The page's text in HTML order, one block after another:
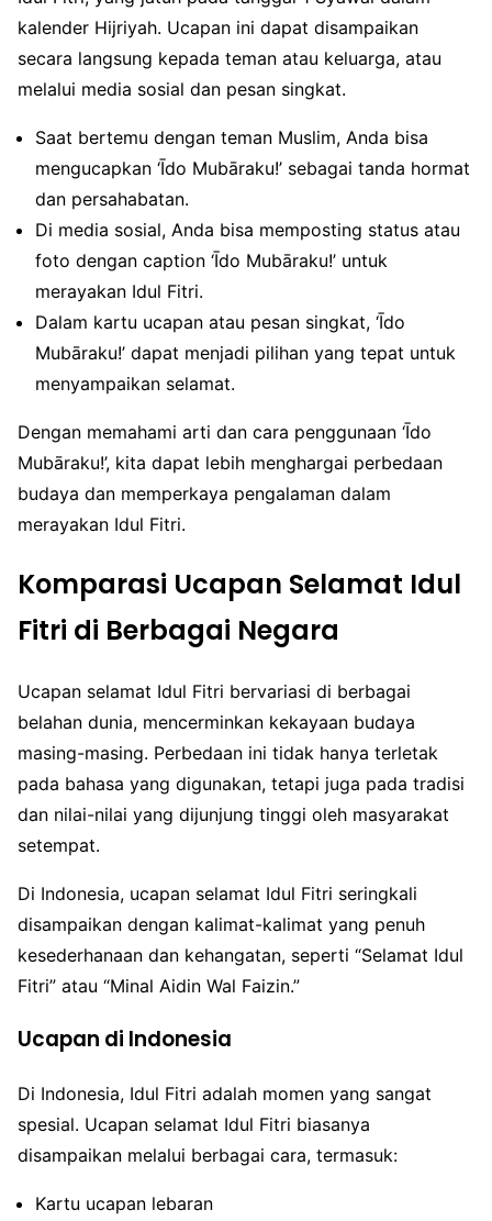
kalender Hijriyah. Ucapan ini dapat disampaikan
secara langsung kepada teman atau keluarga, atau
melalui media sosial dan pesan singkat.
Saat bertemu dengan teman Muslim, Anda bisa
mengucapkan ‘Īdo Mubāraku!’ sebagai tanda hormat
dan persahabatan.
Di media sosial, Anda bisa memposting status atau
foto dengan caption ‘Īdo Mubāraku!’ untuk
merayakan Idul Fitri.
Dalam kartu ucapan atau pesan singkat, ‘Īdo
Mubāraku!’ dapat menjadi pilihan yang tepat untuk
menyampaikan selamat.
Dengan memahami arti dan cara penggunaan ‘Īdo
Mubāraku!’, kita dapat lebih menghargai perbedaan
budaya dan memperkaya pengalaman dalam
merayakan Idul Fitri.
Komparasi Ucapan Selamat Idul
Fitri di Berbagai Negara
Ucapan selamat Idul Fitri bervariasi di berbagai
belahan dunia, mencerminkan kekayaan budaya
masing-masing. Perbedaan ini tidak hanya terletak
pada bahasa yang digunakan, tetapi juga pada tradisi
dan nilai-nilai yang dijunjung tinggi oleh masyarakat
setempat.
Di Indonesia, ucapan selamat Idul Fitri seringkali
disampaikan dengan kalimat-kalimat yang penuh
kesederhanaan dan kehangatan, seperti “Selamat Idul
Fitri” atau “Minal Aidin Wal Faizin.”
Ucapan di Indonesia
Di Indonesia, Idul Fitri adalah momen yang sangat
spesial. Ucapan selamat Idul Fitri biasanya
disampaikan melalui berbagai cara, termasuk:
Kartu ucapan lebaran